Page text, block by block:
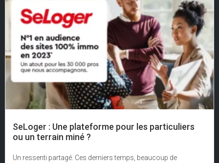
SeLoger : Une plateforme pour les particuliers
ou un terrain miné ?
Un ressenti partagé. Ces derniers temps, beaucoup de